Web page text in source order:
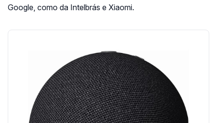
Google, como da Intelbrás e Xiaomi.